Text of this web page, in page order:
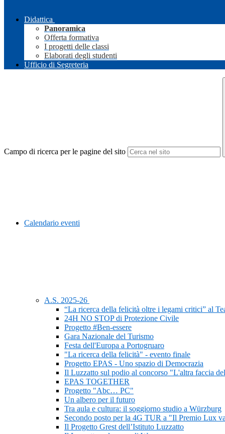
Didattica
Panoramica
Offerta formativa
I progetti delle classi
Elaborati degli studenti
Ufficio di Segreteria
Campo di ricerca per le pagine del sito
Calendario eventi
A.S. 2025-26
“La ricerca della felicità oltre i legami critici” al
24H NO STOP di Protezione Civile
Progetto #Ben-essere
Gara Nazionale del Turismo
Festa dell'Europa a Portogruaro
"La ricerca della felicità" - evento finale
Progetto EPAS - Uno spazio di Democrazia
Il Luzzatto sul podio al concorso "L'altra faccia
EPAS TOGETHER
Progetto "Abc… PC"
Un albero per il futuro
Tra aula e cultura: il soggiorno studio a Würzburg
Secondo posto per la 4G TUR a "Il Premio Lux
Il Progetto Grest dell’Istituto Luzzatto